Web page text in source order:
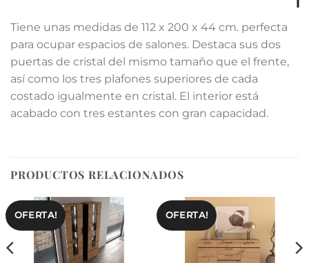
Tiene unas medidas de 112 x 200 x 44 cm. perfecta
para ocupar espacios de salones. Destaca sus dos
puertas de cristal del mismo tamaño que el frente,
así como los tres plafones superiores de cada
costado igualmente en cristal. El interior está
acabado con tres estantes con gran capacidad.
PRODUCTOS RELACIONADOS
OFERTA! OFERTA!